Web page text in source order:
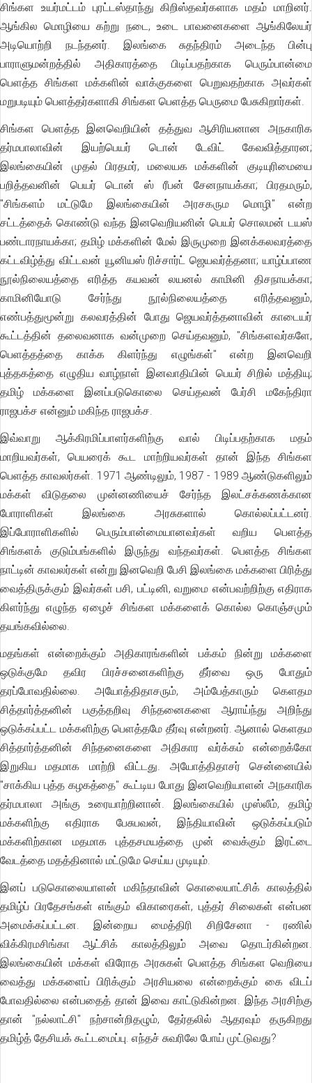
சிங்கள உயர்மட்டம் புரட்டஸ்தாந்து கிறிஸ்தவர்களாக மதம் மாறினர்.
ஆங்கில மொழியை கற்று நடை, உடை பாவனைகளை ஆங்கிலேயர்
அடியொற்றி நடந்தனர். இலங்கை சுதந்திரம் அடைந்த பின்பு
பாராளுமன்றத்தில் அதிகாரத்தை பிடிப்பதற்காக பெரும்பான்மை
பெளத்த சிங்கள மக்களின் வாக்குகளை பெறுவதற்காக அவர்கள்
மறுபடியும் பெளத்தர்களாகி சிங்கள பெளத்த பெருமை பேசுகிறார்கள்.
சிங்கள பெளத்த இனவெறியின் தத்துவ ஆசிரியனான அநகாரிக
தர்மபாலாவின் இயற்பெயர் டொன் டேவிட் கேவவித்தாரன;
இலங்கையின் முதல் பிரதமர், மலையக மக்களின் குடியுரிமையை
பறித்தவனின் பெயர் டொன் ஸ் ரீபன் சேனநாயக்கா; பிரதமரும்,
"சிங்களம் மட்டுமே இலங்கையின் அரசகரும மொழி" என்ற
சட்டத்தைக் கொண்டு வந்த இனவெறியனின் பெயர் சொலமன் டயஸ்
பண்டாரநாயக்கா; தமிழ் மக்களின் மேல் இருமுறை இனக்கலவரத்தை
கட்டவிழ்த்து விட்டவன் யூனியஸ் ரிச்சார்ட் ஜெயவர்த்தனா; யாழ்ப்பாண
நூல்நிலையத்தை எரித்த கயவன் லயனல் காமினி திசநாயக்கா;
காமினியோடு சேர்ந்து நூல்நிலையத்தை எரித்தவனும்,
எண்பத்துமூன்று கலவரத்தின் போது ஜெயவர்த்தனாவின் காடையர்
கூட்டத்தின் தலைவனாக வன்முறை செய்தவனும், "சிங்களவர்களே,
பெளத்தத்தை காக்க கிளர்ந்து எழுங்கள்" என்ற இனவெறி
புத்தகத்தை எழுதிய வாழ்நாள் இனவாதியின் பெயர் சிறில் மத்தியு;
தமிழ் மக்களை இனப்படுகொலை செய்தவன் பேர்சி மகேந்திரா
ராஜபக்ச என்னும் மகிந்த ராஜபக்ச.
இவ்வாறு ஆக்கிரமிப்பாளர்களிற்கு வால் பிடிப்பதற்காக மதம்
மாறியவர்கள், பெயரைக் கூட மாற்றியவர்கள் தான் இந்த சிங்கள
பெளத்த காவலர்கள். 1971 ஆண்டிலும், 1987 - 1989 ஆண்டுகளிலும்
மக்கள் விடுதலை முன்னணியைச் சேர்ந்த இலட்சக்கணக்கான
போராளிகள் இலங்கை அரசுகளால் கொல்லப்பட்டனர்.
இப்போராளிகளில் பெரும்பான்மையானவர்கள் வறிய பெளத்த
சிங்களக் குடும்பங்களில் இருந்து வந்தவர்கள். பெளத்த சிங்கள
நாட்டின் காவலர்கள் என்று இனவெறி பேசி இலங்கை மக்களை பிரித்து
வைத்திருக்கும் இவர்கள் பசி, பட்டினி, வறுமை என்பவற்றிற்கு எதிராக
கிளர்ந்து எழுந்த ஏழைச் சிங்கள மக்களைக் கொல்ல கொஞ்சமும்
தயங்கவில்லை.
மதங்கள் என்றைக்கும் அதிகாரங்களின் பக்கம் நின்று மக்களை
ஒடுக்குமே தவிர பிரச்சனைகளிற்கு தீர்வை ஒரு போதும்
தரப்போவதில்லை. அயோத்திதாசரும், அம்பேத்காரும் கெளதம
சித்தார்த்தனின் பகுத்தறிவு சிந்தனைகளை ஆராய்ந்து அறிந்து
ஒடுக்கப்பட்ட மக்களிற்கு பெளத்தமே தீர்வு என்றனர். ஆனால் கெளதம
சித்தார்த்தனின் சிந்தனைகளை அதிகார வர்க்கம் என்றைக்கோ
இறுகிய மதமாக மாற்றி விட்டது. அயோத்திதாசர் சென்னையில்
"சாக்கிய புத்த கழகத்தை" கூட்டிய போது இனவெறியாளன் அநகாரிக
தர்மபாலா அங்கு உரையாற்றினான். இலங்கையில் முஸ்லீம், தமிழ்
மக்களிற்கு எதிராக பேசுபவன், இந்தியாவின் ஒடுக்கப்படும்
மக்களிற்கான மதமாக புத்தசமயத்தை முன் வைக்கும் இரட்டை
வேடத்தை மதத்தினால் மட்டுமே செய்ய முடியும்.
இனப் படுகொலையாளன் மகிந்தாவின் கொலையாட்சிக் காலத்தில்
தமிழ்ப் பிரதேசங்கள் எங்கும் விகாரைகள், புத்தர் சிலைகள் என்பன
அமைக்கப்பட்டன. இன்றைய மைத்திரி சிறிசேனா - ரணில்
விக்கிரமசிங்கா ஆட்சிக் காலத்திலும் அவை தொடர்கின்றன.
இலங்கையின் மக்கள் விரோத அரசுகள் பெளத்த சிங்கள வெறியை
வைத்து மக்களைப் பிரிக்கும் அரசியலை என்றைக்கும் கை விடப்
போவதில்லை என்பதைத் தான் இவை காட்டுகின்றன. இந்த அரசிற்கு
தான் "நல்லாட்சி" நற்சான்றிதழும், தேர்தலில் ஆதரவும் தருகிறது
தமிழ்த் தேசியக் கூட்டமைப்பு. எந்தச் சுவரிலே போய் முட்டுவது?